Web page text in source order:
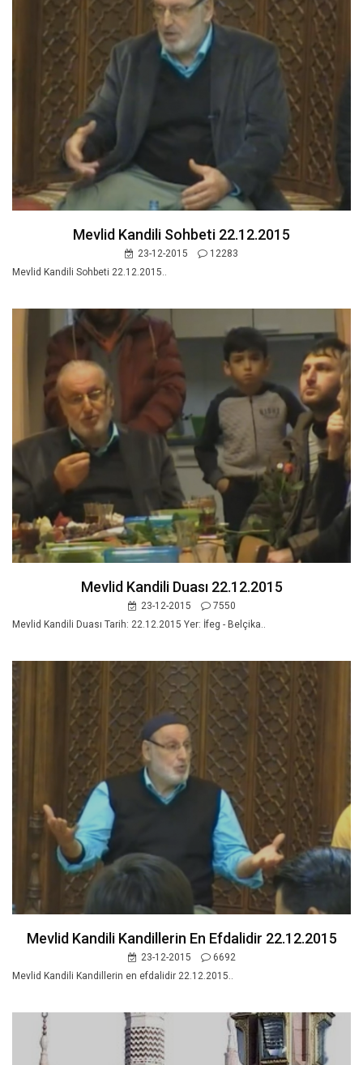
Mevlid Kandili Sohbeti 22.12.2015
23-12-2015
12283
Mevlid Kandili Sohbeti 22.12.2015..
Mevlid Kandili Duası 22.12.2015
23-12-2015
7550
Mevlid Kandili Duası Tarih: 22.12.2015 Yer: İfeg - Belçika..
Mevlid Kandili Kandillerin En Efdalidir 22.12.2015
23-12-2015
6692
Mevlid Kandili Kandillerin en efdalidir 22.12.2015..